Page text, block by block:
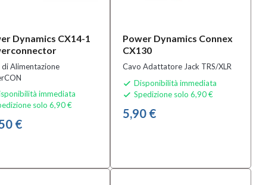
Dynamics CX14-1
di Alimentazione
immediata
solo 6,90 €
€
Power Dynamics Connex
CX130
Cavo Adattatore Jack TRS/XLR
 Disponibilità immediata
 Spedizione solo 6,90 €
5,90 €